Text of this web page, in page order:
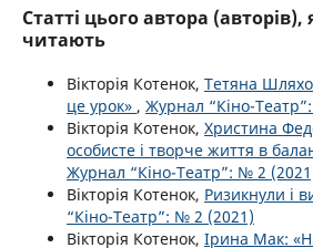
Статті цього автора
читають
Вікторія Котенок, Тетяна
це урок» , Журнал “Кіно-
Вікторія Котенок, Христина
особисте і творче життя в
Журнал “Кіно-Театр”: № 2
Вікторія Котенок, Ризикнули і
“Кіно-Театр”: № 2 (2021)
Вікторія Котенок, Ірина Мак: